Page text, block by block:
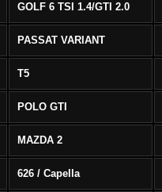
GOLF 6 TSI 1.4/GTI 2.0
PASSAT VARIANT
T5
POLO GTI
MAZDA 2
626 / Capella